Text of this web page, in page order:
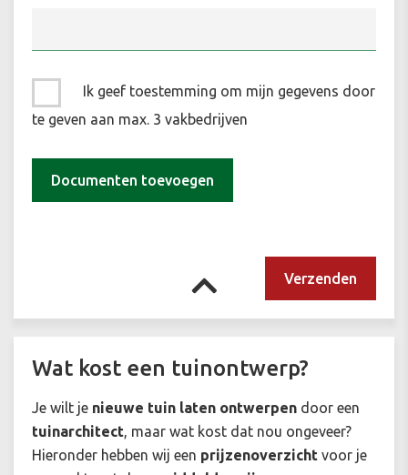
Ik geef toestemming om mijn gegevens door
te geven aan max. 3 vakbedrijven
Documenten toevoegen
Wat kost een tuinontwerp?
Je wilt je nieuwe tuin laten ontwerpen door een
tuinarchitect, maar wat kost dat nou ongeveer?
Hieronder hebben wij een prijzenoverzicht voor je